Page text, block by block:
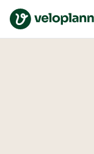
VeloPlanner